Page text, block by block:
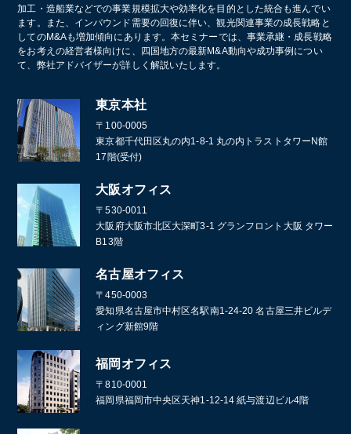
通訳・翻訳
加工・造船業などでの事業規模拡大や効率化を目的とした統合も進んでい
ます。また、インバウンド需要の回復に伴い、観光関連事業の成長戦略と
してのM&Aも増加傾向にあります。本セミナーでは、事業承継・成長戦略
をお考えの経営者様向けに、四国地方の最新M&A動向や成功事例につい
て、弊社アドバイザーが詳しく解説いたします。
東京本社
〒100-0005
東京都千代田区丸の内1-8-1 丸の内トラストタワーN館
17階(受付)
大阪オフィス
〒530-0011
大阪府大阪市北区大深町3-1 グランフロント大阪 タワー
B13階
名古屋オフィス
〒450-0003
愛知県名古屋市中村区名駅南1-24-20 名古屋三井ビルデ
ィング新館9階
福岡オフィス
〒810-0001
福岡県福岡市中央区天神1-12-14 紙与渡辺ビル4階